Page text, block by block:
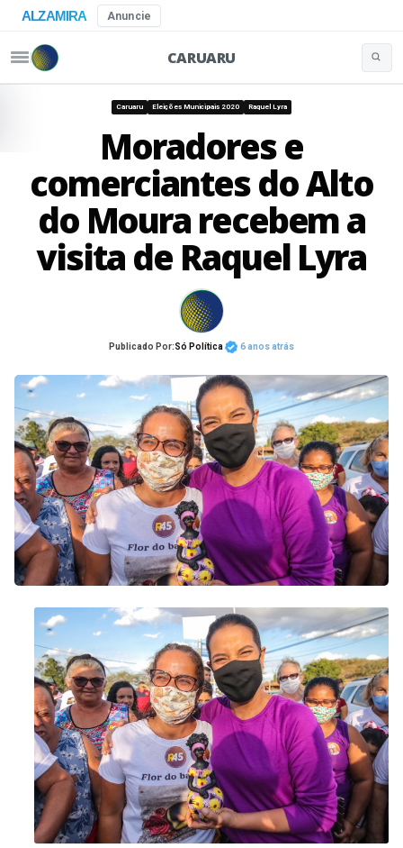
ALZAMIRA Anuncie
CARUARU
Caruaru Eleições Municipais 2020 Raquel Lyra
Moradores e
comerciantes do Alto
do Moura recebem a
visita de Raquel Lyra
Publicado Por:Só Política 6 anos atrás